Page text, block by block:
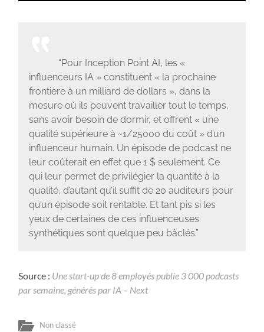
“Pour Inception Point AI, les «
influenceurs IA » constituent « la prochaine
frontière à un milliard de dollars », dans la
mesure où ils peuvent travailler tout le temps,
sans avoir besoin de dormir, et offrent « une
qualité supérieure à ~1/25000 du coût » d’un
influenceur humain. Un épisode de podcast ne
leur coûterait en effet que 1 $ seulement. Ce
qui leur permet de privilégier la quantité à la
qualité, d’autant qu’il suffit de 20 auditeurs pour
qu’un épisode soit rentable. Et tant pis si les
yeux de certaines de ces influenceuses
synthétiques sont quelque peu bâclés.”
Source : Une start-up de 8 employés publie 3 000 podcasts
par semaine, générés par IA – Next
Non classé